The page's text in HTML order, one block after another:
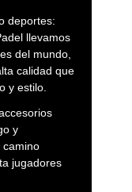
deportes:
llevamos
del mundo,
calidad que
y estilo.
y
camino
jugadores